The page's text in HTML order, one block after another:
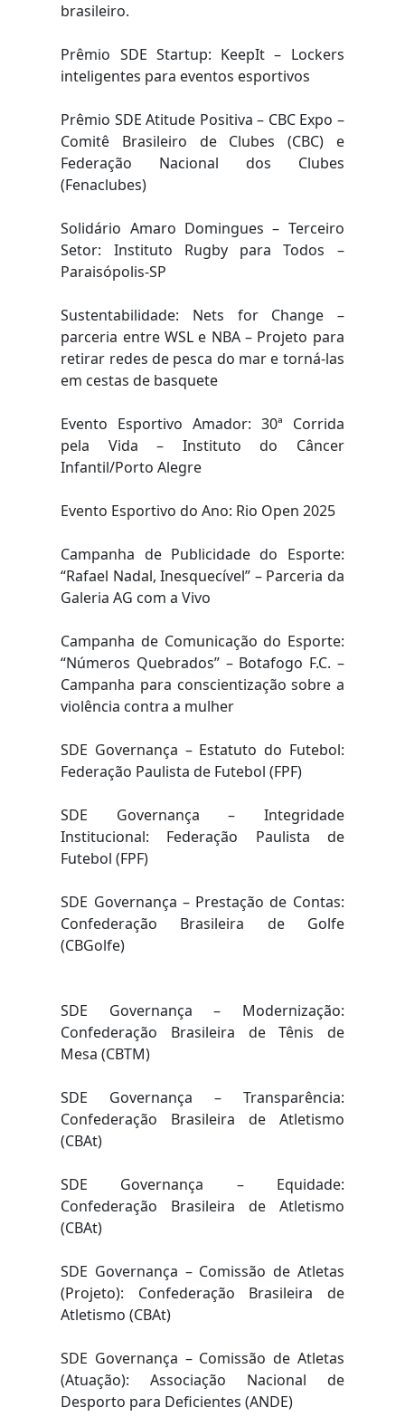
brasileiro.
Prêmio SDE Startup: KeepIt – Lockers
inteligentes para eventos esportivos
Prêmio SDE Atitude Positiva – CBC Expo –
Comitê Brasileiro de Clubes (CBC) e
Federação Nacional dos Clubes
(Fenaclubes)
Solidário Amaro Domingues – Terceiro
Setor: Instituto Rugby para Todos –
Paraisópolis-SP
Sustentabilidade: Nets for Change –
parceria entre WSL e NBA – Projeto para
retirar redes de pesca do mar e torná-las
em cestas de basquete
Evento Esportivo Amador: 30ª Corrida
pela Vida – Instituto do Câncer
Infantil/Porto Alegre
Evento Esportivo do Ano: Rio Open 2025
Campanha de Publicidade do Esporte:
“Rafael Nadal, Inesquecível” – Parceria da
Galeria AG com a Vivo
Campanha de Comunicação do Esporte:
“Números Quebrados” – Botafogo F.C. –
Campanha para conscientização sobre a
violência contra a mulher
SDE Governança – Estatuto do Futebol:
Federação Paulista de Futebol (FPF)
SDE Governança – Integridade
Institucional: Federação Paulista de
Futebol (FPF)
SDE Governança – Prestação de Contas:
Confederação Brasileira de Golfe
(CBGolfe)
SDE Governança – Modernização:
Confederação Brasileira de Tênis de
Mesa (CBTM)
SDE Governança – Transparência:
Confederação Brasileira de Atletismo
(CBAt)
SDE Governança – Equidade:
Confederação Brasileira de Atletismo
(CBAt)
SDE Governança – Comissão de Atletas
(Projeto): Confederação Brasileira de
Atletismo (CBAt)
SDE Governança – Comissão de Atletas
(Atuação): Associação Nacional de
Desporto para Deficientes (ANDE)